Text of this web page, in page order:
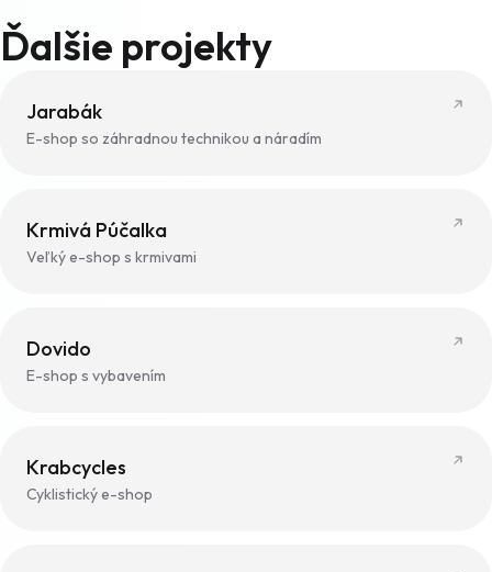
Ďalšie projekty
Jarabák
E-shop so záhradnou technikou a náradím
Krmivá Púčalka
Veľký e-shop s krmivami
Dovido
E-shop s vybavením
Krabcycles
Cyklistický e-shop